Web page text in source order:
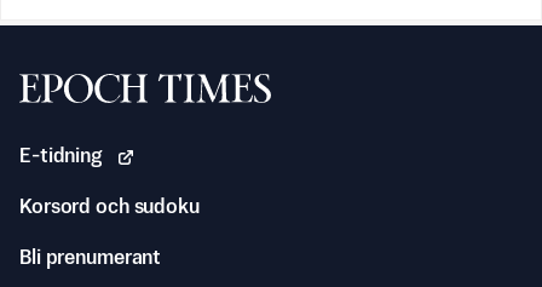
Svenska Epoch Times
E-tidning
Korsord och sudoku
Bli prenumerant